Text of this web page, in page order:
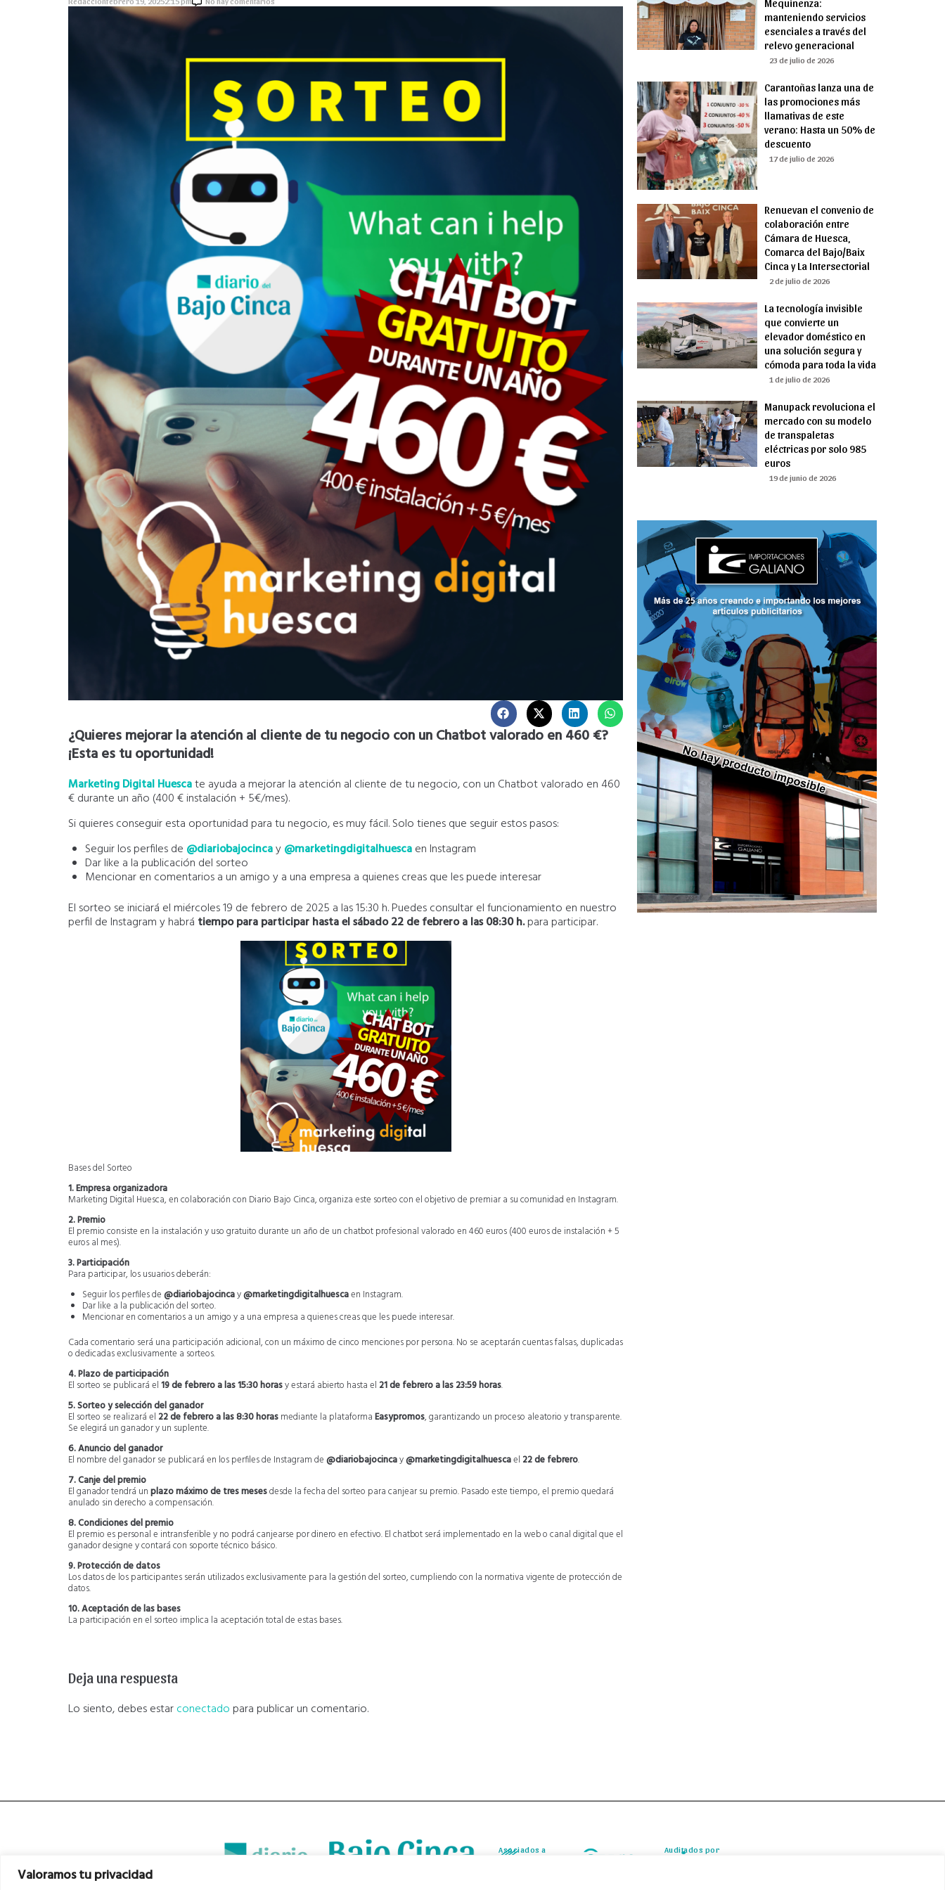
Valoramos tu privacidad
¿Quieres mejorar la atención al cliente de tu negocio con un Chatbot valorado en 460 €?
¡Esta es tu oportunidad!
Marketing Digital Huescate ayuda a mejorar la atención al cliente de tu negocio, con un Chatbot valorado en 460
€ durante un año (400 € instalación + 5€/mes).
Si quieres conseguir esta oportunidad para tu negocio, es muy fácil. Solo tienes que seguir estos pasos:
Seguir los perfiles de @diariobajocincay@marketingdigitalhuescaen Instagram
Dar like a la publicación del sorteo
Mencionar en comentarios a un amigo y a una empresa a quienes creas que les puede interesar
El sorteo se iniciará el miércoles 19 de febrero de 2025 a las 15:30 h. Puedes consultar el funcionamiento en nuestro
perfil de Instagram y habrá tiempo para participar hasta el sábado 22 de febrero a las 08:30 h.para participar.
Bases del Sorteo
1. Empresa organizadora
Marketing Digital Huesca, en colaboración con Diario Bajo Cinca, organiza este sorteo con el objetivo de premiar a su comunidad en Instagram.
2. Premio
El premio consiste en la instalación y uso gratuito durante un año de un chatbot profesional valorado en 460 euros (400 euros de instalación + 5
euros al mes).
3. Participación
Para participar, los usuarios deberán:
Seguir los perfiles de@diariobajocincay@marketingdigitalhuescaen Instagram.
Dar like a la publicación del sorteo.
Mencionar en comentarios a un amigo y a una empresa a quienes creas que les puede interesar.
Cada comentario será una participación adicional, con un máximo de cinco menciones por persona. No se aceptarán cuentas falsas, duplicadas
o dedicadas exclusivamente a sorteos.
4. Plazo de participación
El sorteo se publicará el19 de febrero a las 15:30 horasy estará abierto hasta el 21 de febrero a las 23:59 horas.
5. Sorteo y selección del ganador
El sorteo se realizará el 22 de febrero a las 8:30 horasmediante la plataformaEasypromos, garantizando un proceso aleatorio y transparente.
Se elegirá un ganador y un suplente.
6. Anuncio del ganador
El nombre del ganador se publicará en los perfiles de Instagram de@diariobajocincay@marketingdigitalhuescael 22 de febrero.
7. Canje del premio
El ganador tendrá unplazo máximo de tres mesesdesde la fecha del sorteo para canjear su premio. Pasado este tiempo, el premio quedará
anulado sin derecho a compensación.
8. Condiciones del premio
El premio es personal e intransferible y no podrá canjearse por dinero en efectivo. El chatbot será implementado en la web o canal digital que el
ganador designe y contará con soporte técnico básico.
9. Protección de datos
Los datos de los participantes serán utilizados exclusivamente para la gestión del sorteo, cumpliendo con la normativa vigente de protección de
datos.
10. Aceptación de las bases
La participación en el sorteo implica la aceptación total de estas bases.
Deja una respuesta
Lo siento, debes estarconectado para publicar un comentario.
Mequinenza:
manteniendo servicios
esenciales a través del
relevo generacional
23 de julio de 2026
Carantoñas lanza una de
las promociones más
llamativas de este
verano: Hasta un 50% de
descuento
17 de julio de 2026
Renuevan el convenio de
colaboración entre
Cámara de Huesca,
Comarca del Bajo/Baix
Cinca y La Intersectorial
2 de julio de 2026
La tecnología invisible
que convierte un
elevador doméstico en
una solución segura y
cómoda para toda la vida
1 de julio de 2026
Manupack revoluciona el
mercado con su modelo
de transpaletas
eléctricas por solo 985
euros
19 de junio de 2026
Asociados a Asociados a Auditados por